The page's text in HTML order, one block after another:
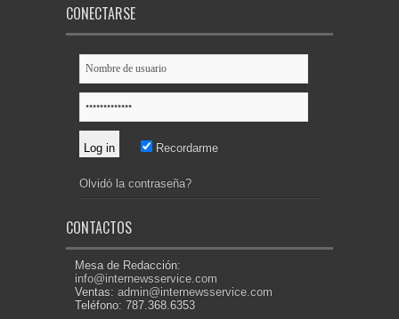
CONECTARSE
Recordarme
Olvidó la contraseña?
CONTACTOS
Mesa de Redacción:
info@internewsservice.com
Ventas: admin@internewsservice.com
Teléfono: 787.368.6353